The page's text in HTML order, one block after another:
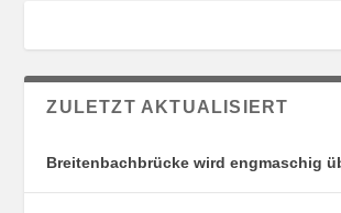
ZULETZT AKTUALISIERT
Breitenbachbrücke wird engmaschig